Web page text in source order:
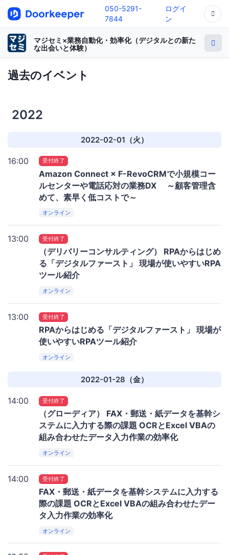
050-5291-
7844
ログイ
ン
マジセミ×業務自動化・効率化（デジタルとの新た
な出会いと体験）
過去のイベント
2022
2022-02-01（火）
16:00 受付終了
Amazon Connect × F-RevoCRMで小規模コー
ルセンターや電話応対の業務DX ～顧客管理含
めて、素早く低コストで～
オンライン
13:00 受付終了
（デリバリーコンサルティング） RPAからはじめ
る「デジタルファースト」 現場が使いやすいRPA
ツール紹介
オンライン
13:00 受付終了
RPAからはじめる「デジタルファースト」 現場が
使いやすいRPAツール紹介
オンライン
2022-01-28（金）
14:00 受付終了
（グローディア） FAX・郵送・紙データを基幹シ
ステムに入力する際の課題 OCRとExcel VBAの
組み合わせたデータ入力作業の効率化
オンライン
14:00 受付終了
FAX・郵送・紙データを基幹システムに入力する
際の課題 OCRとExcel VBAの組み合わせたデー
タ入力作業の効率化
オンライン